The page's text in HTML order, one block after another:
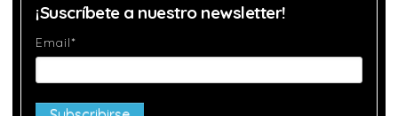
¡Suscríbete a nuestro newsletter!
Email*